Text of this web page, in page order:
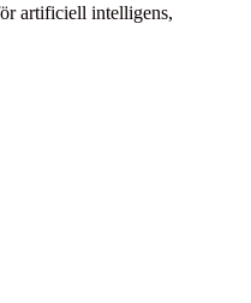
artificiell intelligens,